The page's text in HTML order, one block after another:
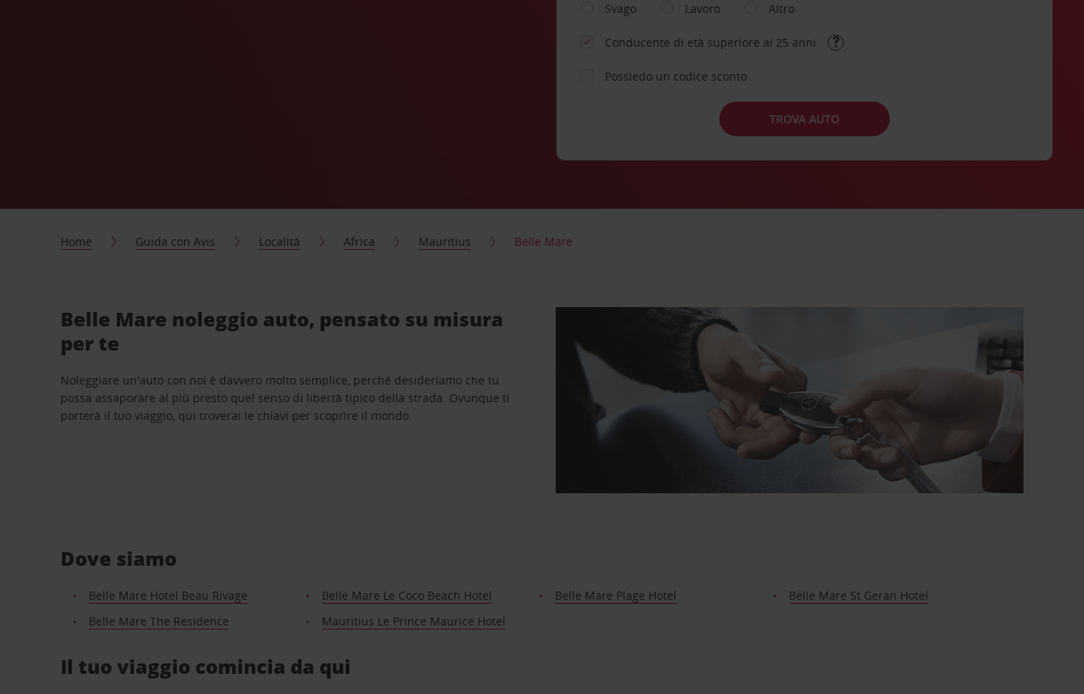
Svago
Lavoro Altro
Conducente di età superiore ai 25 anni
Possiedo un codice sconto
TROVA AUTO
Home Guida con Avis Località Africa Mauritius Belle Mare
Belle Mare noleggio auto, pensato su misura
per te
Noleggiare un'auto con noi è davvero molto semplice, perché desideriamo che tu
possa assaporare al più presto quel senso di libertà tipico della strada. Ovunque ti
porterà il tuo viaggio, qui troverai le chiavi per scoprire il mondo.
Dove siamo
Belle Mare Hotel Beau Rivage Belle Mare Le Coco Beach Hotel Belle Mare Plage Hotel
Belle Mare St Geran Hotel
Belle Mare The Residence
Mauritius Le Prince Maurice Hotel
Il tuo viaggio comincia da qui